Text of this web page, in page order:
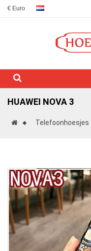
€ Euro
HUAWEI NOVA 3
Telefoonhoesjes